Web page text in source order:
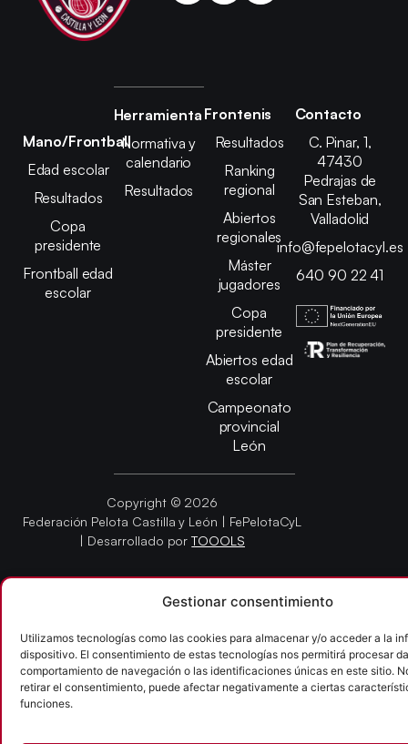
Gestionar consentimiento
Utilizamos tecnologías como las cookies para almacenar y/o acceder a la
dispositivo. El consentimiento de estas tecnologías nos permitirá procesar
comportamiento de navegación o las identificaciones únicas en este sitio.
retirar el consentimiento, puede afectar negativamente a ciertas
funciones.
Mano/Frontball
Edad escolar
Resultados
Copa
presidente
Frontball edad
escolar
Herramienta
Normativa y
calendario
Resultados
Frontenis
Resultados
Ranking
regional
Abiertos
regionales
Máster
jugadores
Copa
presidente
Abiertos edad
escolar
Campeonato
provincial
León
Contacto
C. Pinar, 1,
47430
Pedrajas de
San Esteban,
Valladolid
info@fepelotacyl.es
640 90 22 41
Copyright © 2026
Federación Pelota Castilla y León | FePelotaCyL
| Desarrollado porTOOOLS
Accesibilidad